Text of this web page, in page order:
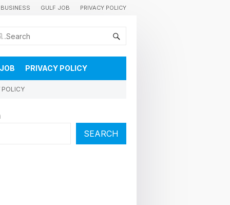
BUSINESS GULF JOB PRIVACY POLICY
കുവൈറ്റിലെ വാർത്തകളും വിശേഷങ്ങളും തൽസമയം അറിയാൻ
PRIVACY POLICY
POLICY
SEARCH